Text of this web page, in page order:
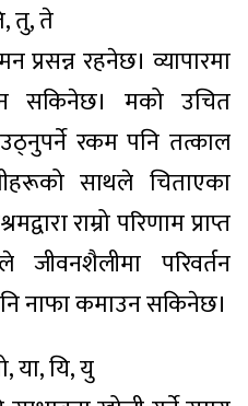
तु, ते
प्रसन्न रहनेछ। व्यापारमा
सकिनेछ। मको उचित
रकम पनि तत्काल
साथले चिताएका
राम्रो परिणाम प्राप्त
जीवनशैलीमा परिवर्तन
नाफा कमाउन सकिनेछ।
या, यि, यु